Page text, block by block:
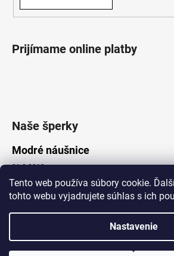
Tento web používa súbory cookie.
tohto webu vyjadrujete súhlas s ich
Nastavenie
www.Lotka.sk - najkrajšie šperky za dobré ceny.
Prijímame online platby
Naše šperky
Modré náušnice
21.8.2019
Vytvoril
Lotka.sk. Všetky
Upraviť nastavenie